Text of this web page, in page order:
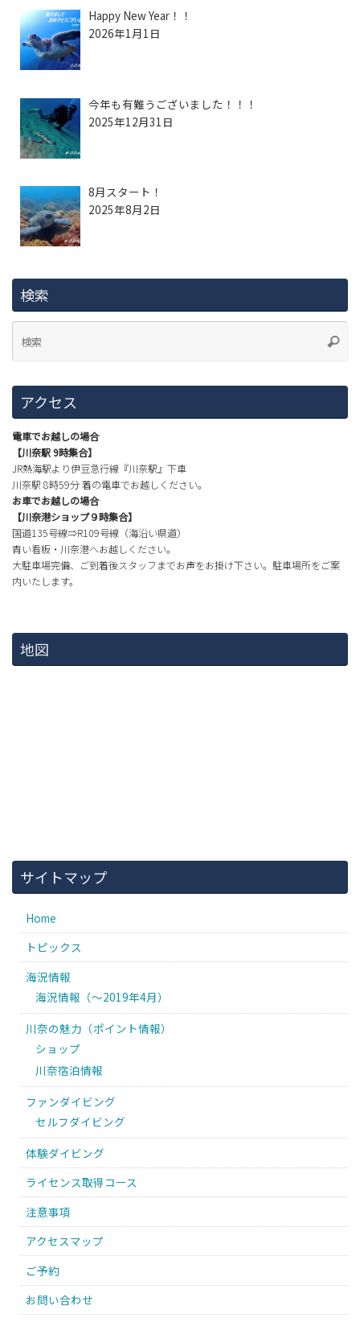
Happy New Year！！
2026年1月1日
今年も有難うございました！！！
2025年12月31日
8月スタート！
2025年8月2日
検索
アクセス
電車でお越しの場合
【川奈駅 9時集合】
JR熱海駅より伊豆急行線『川奈駅』下車
川奈駅 8時59分 着の電車でお越しください。
お車でお越しの場合
【川奈港ショップ９時集合】
国道135号線⇒R109号線（海沿い県道）
青い看板・川奈港へお越しください。
大駐車場完備、ご到着後スタッフまでお声をお掛け下さい。駐車場所をご案
内いたします。
地図
サイトマップ
Home
トピックス
海況情報
海況情報（〜2019年4月）
川奈の魅力（ポイント情報）
ショップ
川奈宿泊情報
ファンダイビング
セルフダイビング
体験ダイビング
ライセンス取得コース
注意事項
アクセスマップ
ご予約
お問い合わせ